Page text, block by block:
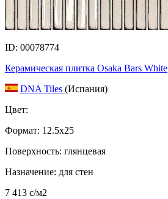
ID: 00078774
Керамическая плитка Osaka Bars White
DNA Tiles (Испания)
Цвет:
Формат: 12.5x25
Поверхность: глянцевая
Назначение: для стен
7 413 c/м2